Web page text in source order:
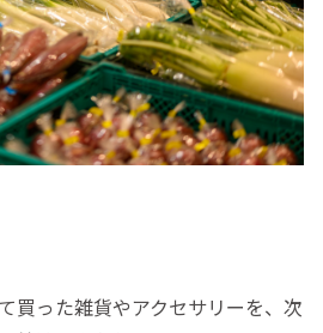
買った雑貨やアクセサリーを、次